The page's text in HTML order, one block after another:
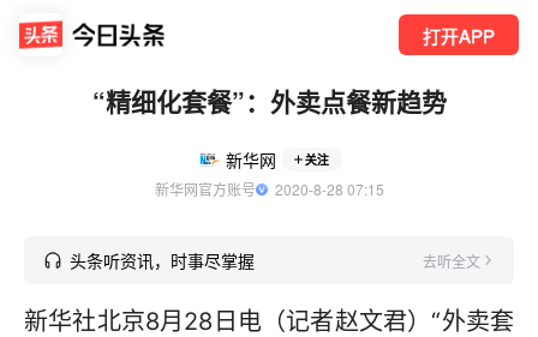
打开APP
“精细化套餐”：外卖点餐新趋势
新华网 关注
新华网官方账号
  2020-8-28 07:15
头条听资讯，时事尽掌握 去听全文
新华社北京8月28日电（记者赵文君）“外卖套